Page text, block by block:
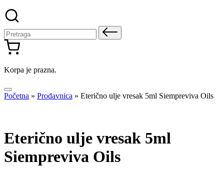
Pretraga
za:
Korpa je prazna.
Početna » Prodavnica » Eterično ulje vresak 5ml Siempreviva Oils
Eterično ulje vresak 5ml
Siempreviva Oils